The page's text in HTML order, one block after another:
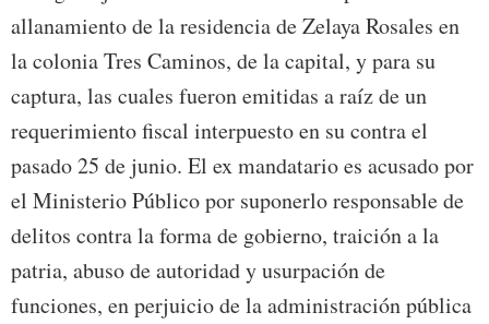
allanamiento de la residencia de Zelaya Rosales en
la colonia Tres Caminos, de la capital, y para su
captura, las cuales fueron emitidas a raíz de un
requerimiento fiscal interpuesto en su contra el
pasado 25 de junio. El ex mandatario es acusado por
el Ministerio Público por suponerlo responsable de
delitos contra la forma de gobierno, traición a la
patria, abuso de autoridad y usurpación de
funciones, en perjuicio de la administración pública